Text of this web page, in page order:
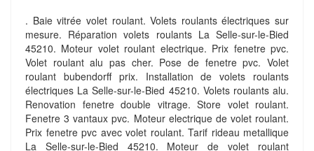
. Baie vitrée volet roulant. Volets roulants électriques sur
mesure. Réparation volets roulants La Selle-sur-le-Bied
45210. Moteur volet roulant electrique. Prix fenetre pvc.
Volet roulant alu pas cher. Pose de fenetre pvc. Volet
roulant bubendorff prix. Installation de volets roulants
électriques La Selle-sur-le-Bied 45210. Volets roulants alu.
Renovation fenetre double vitrage. Store volet roulant.
Fenetre 3 vantaux pvc. Moteur electrique de volet roulant.
Prix fenetre pvc avec volet roulant. Tarif rideau metallique
La Selle-sur-le-Bied 45210. Moteur de volet roulant